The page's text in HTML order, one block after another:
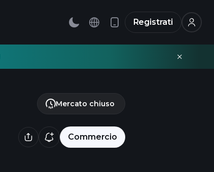
Registrati
Commercio
Mercato chiuso